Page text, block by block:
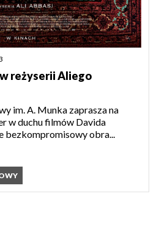
w reżyserii Aliego
im. A. Munka zaprasza na
w duchu filmów Davida
bezkompromisowy obra...